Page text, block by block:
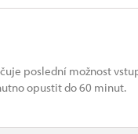
út–ne
poslední možnost
opustit do 60 minut.